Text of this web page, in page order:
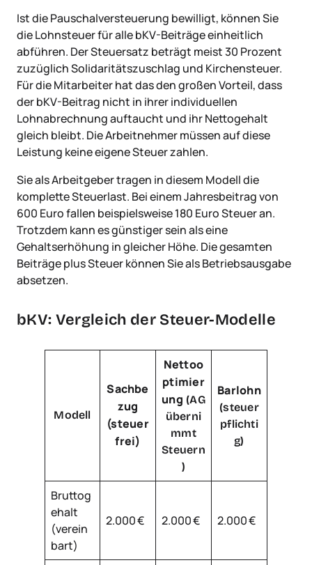
Ist die Pauschalversteuerung bewilligt, können Sie
die Lohnsteuer für alle bKV-Beiträge einheitlich
abführen. Der Steuersatz beträgt meist 30 Prozent
zuzüglich Solidaritätszuschlag und Kirchensteuer.
Für die Mitarbeiter hat das den großen Vorteil, dass
der bKV-Beitrag nicht in ihrer individuellen
Lohnabrechnung auftaucht und ihr Nettogehalt
gleich bleibt. Die Arbeitnehmer müssen auf diese
Leistung keine eigene Steuer zahlen.
Sie als Arbeitgeber tragen in diesem Modell die
komplette Steuerlast. Bei einem Jahresbeitrag von
600 Euro fallen beispielsweise 180 Euro Steuer an.
Trotzdem kann es günstiger sein als eine
Gehaltserhöhung in gleicher Höhe. Die gesamten
Beiträge plus Steuer können Sie als Betriebsausgabe
absetzen.
bKV: Vergleich der Steuer-Modelle
Modell
Sachbe
zug
(steuer
frei)
Nettoo
ptimier
ung (AG
überni
mmt
Steuern
)
Barlohn
(steuer
pflichti
g)
Bruttog
ehalt
(verein
bart)
2.000 € 2.000 € 2.000 €